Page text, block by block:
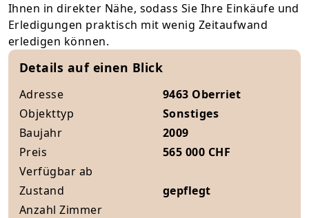
Ihnen in direkter Nähe, sodass Sie Ihre Einkäufe und
Erledigungen praktisch mit wenig Zeitaufwand
erledigen können.
Details auf einen Blick
Adresse
9463 Oberriet
Objekttyp
Sonstiges
Baujahr
2009
Preis
565 000 CHF
Verfügbar ab
Zustand
gepflegt
Anzahl Zimmer